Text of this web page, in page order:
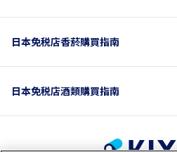
日本免税店香菸購買指南
日本免税店酒類購買指南